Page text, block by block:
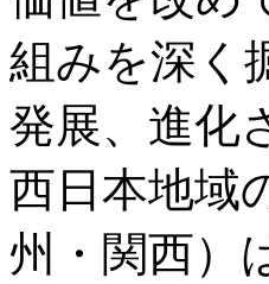
組みを深く
発展、進化
西日本地域
州・関西）